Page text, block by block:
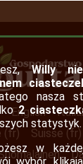
English
(fr) Suisse (fr)
Willy
nasza
2
statystyk.
w